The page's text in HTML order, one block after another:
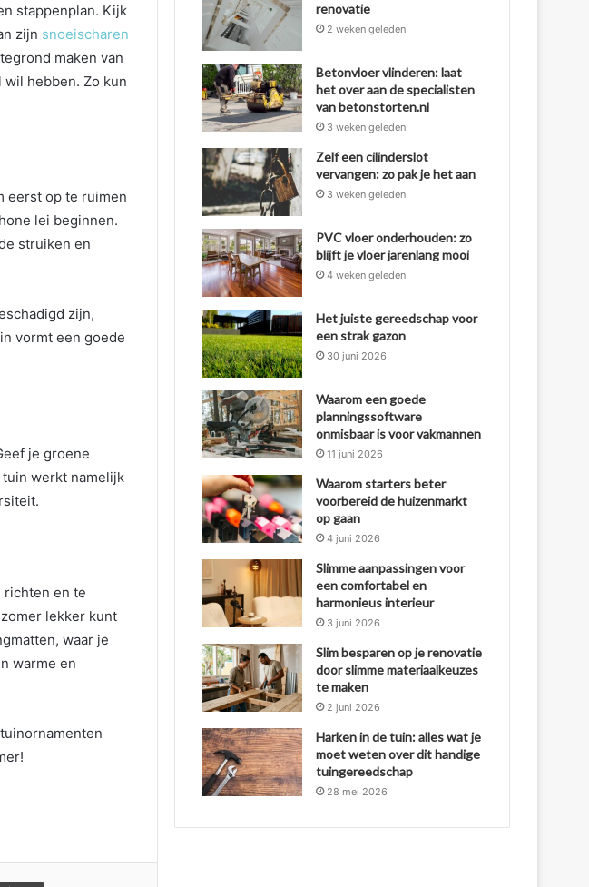
stappenplan. Kijk
zijn snoeischaren
maken van
hebben. Zo kun
eerst op te ruimen
lei beginnen.
struiken en
zijn,
vormt een goede
je groene
werkt namelijk
richten en te
lekker kunt
waar je
warme en
renovatie
2 weken geleden
Betonvloer vlinderen: laat
het over aan de specialisten
van betonstorten.nl
3 weken geleden
Zelf een cilinderslot
vervangen: zo pak je het aan
3 weken geleden
PVC vloer onderhouden: zo
blijft je vloer jarenlang mooi
4 weken geleden
Het juiste gereedschap voor
een strak gazon
30 juni 2026
Waarom een goede
planningssoftware
onmisbaar is voor vakmannen
11 juni 2026
Waarom starters beter
voorbereid de huizenmarkt
op gaan
4 juni 2026
Slimme aanpassingen voor
een comfortabel en
harmonieus interieur
3 juni 2026
Slim besparen op je renovatie
door slimme materiaalkeuzes
te maken
2 juni 2026
Harken in de tuin: alles wat je
moet weten over dit handige
tuingereedschap
28 mei 2026